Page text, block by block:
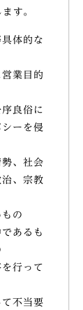
す。
体的な
業目的
良俗に
ーを侵
、社会
、宗教
の
あるも
行って
不当要